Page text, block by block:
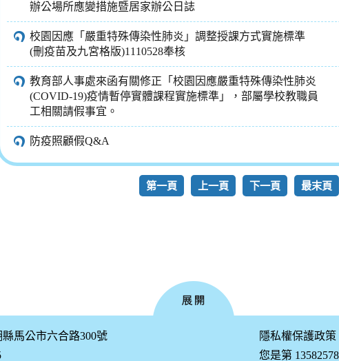
辦公場所應變措施暨居家辦公日誌
校園因應「嚴重特殊傳染性肺炎」調整授課方式實施標準
(刪疫苗及九宮格版)1110528奉核
教育部人事處來函有關修正「校園因應嚴重特殊傳染性肺炎
(COVID-19)疫情暫停實體課程實施標準」，部屬學校教職員
工相關請假事宜。
防疫照顧假Q&A
第一頁 上一頁 下一頁 最末頁
縣馬公市六合路300號
隱私權保護政策
您是第